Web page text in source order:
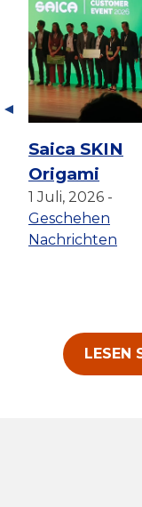
Saica SKIN
Origami
1 Juli, 2026 -
Geschehen
Nachrichten
LESEN